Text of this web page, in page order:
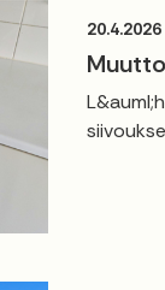
20.4.2026